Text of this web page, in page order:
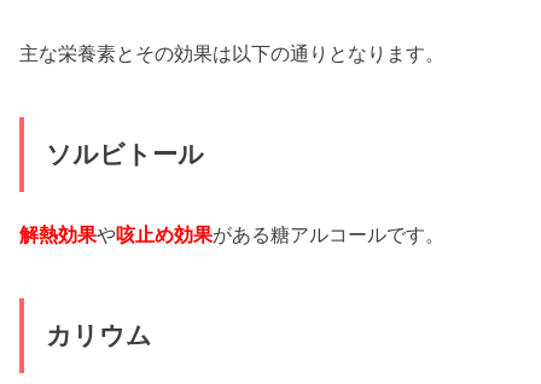
主な栄養素とその効果は以下の通りとなります。
ソルビトール
解熱効果や咳止め効果がある糖アルコールです。
カリウム